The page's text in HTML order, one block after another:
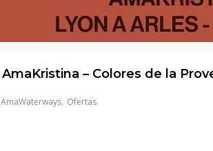
AmaKristina – Colores de la
AmaWaterways, Ofertas